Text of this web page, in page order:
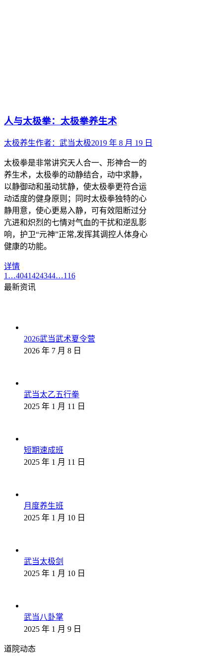
人与太极拳：太极拳养生术
太极养生作者： 武当太极2019 年 8 月 19 日
太极拳是非常讲究天人合一、形神合一的
养生术，太极拳的动静结合，动中求静，
以静御动和虽动犹静，使太极拳更符合运
动适度的健身原则；同时太极拳独特的心
静用意，使心更易入静，可有效阻断过分
亢进和炽烈的七情对气血的干扰和逆乱影
响，护卫“元神”正常,发挥其调控人体身心
健康的功能。
详情
1 …4041424344…116
最新资讯
2026武当武术夏令营
2026 年 7 月 8 日
武当太乙五行拳
2025 年 1 月 11 日
短期速成班
2025 年 1 月 11 日
月度养生班
2025 年 1 月 10 日
武当太极剑
2025 年 1 月 10 日
武当八卦掌
2025 年 1 月 9 日
道院动态